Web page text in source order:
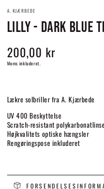
A. KJÆRBEDE
LILLY - DARK BLUE
Normalpris
200,00 kr
Moms inkluderet.
Lækre solbriller fra A. Kjærbede
UV 400 Beskyttelse
Scratch-resistant
Højkvalitets optiske hængsler
Rengøringspose inkluderet